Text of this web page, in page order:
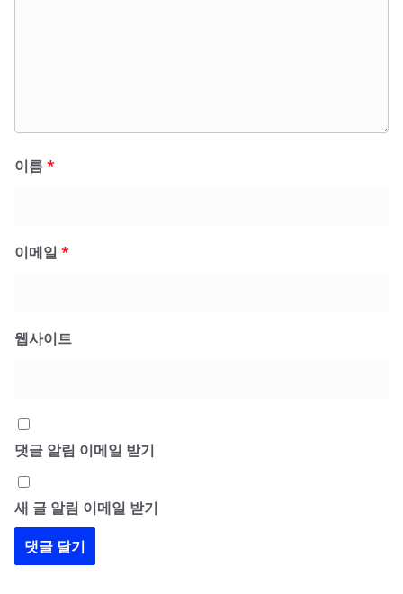
이름*
이메일 *
웹사이트
댓글 알림 이메일 받기
새 글 알림 이메일 받기